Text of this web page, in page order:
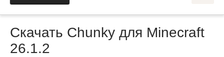
Скачать Chunky для Minecraft
26.1.2